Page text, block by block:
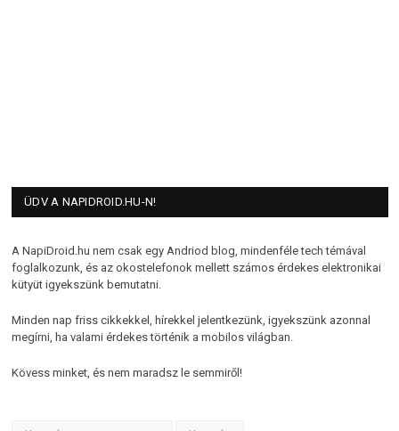
ÜDV A NAPIDROID.HU-N!
A NapiDroid.hu nem csak egy Andriod blog, mindenféle tech témával
foglalkozunk, és az okostelefonok mellett számos érdekes elektronikai
kütyüt igyekszünk bemutatni.
Minden nap friss cikkekkel, hírekkel jelentkezünk, igyekszünk azonnal
megírni, ha valami érdekes történik a mobilos világban.
Kövess minket, és nem maradsz le semmiről!